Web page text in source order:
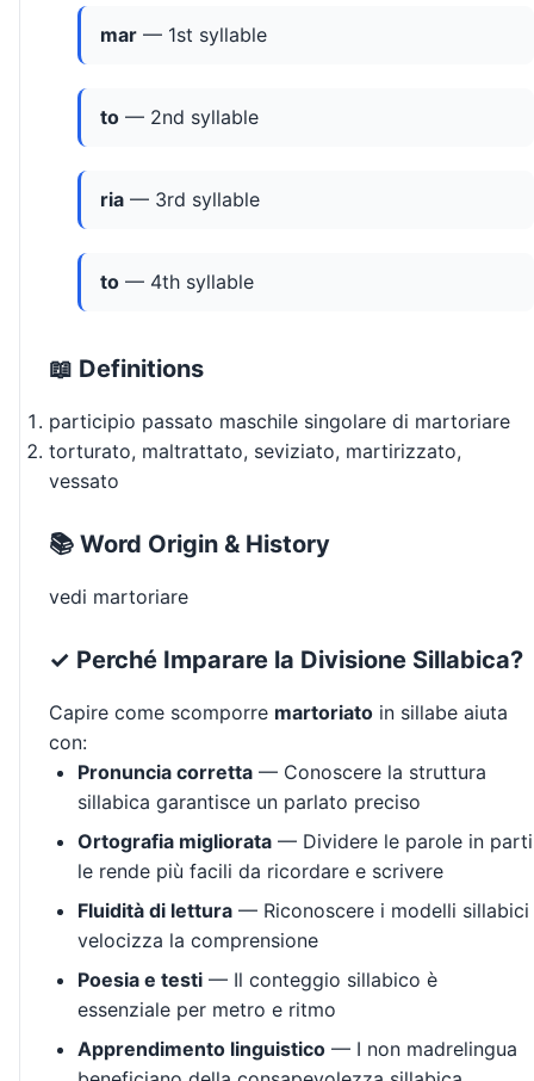
mar — 1st syllable
to — 2nd syllable
ria — 3rd syllable
to — 4th syllable
📖 Definitions
participio passato maschile singolare di martoriare
torturato, maltrattato, seviziato, martirizzato,
vessato
📚 Word Origin & History
vedi martoriare
✓ Perché Imparare la Divisione Sillabica?
Capire come scomporre martoriato in sillabe aiuta
con:
Pronuncia corretta — Conoscere la struttura
sillabica garantisce un parlato preciso
Ortografia migliorata — Dividere le parole in parti
le rende più facili da ricordare e scrivere
Fluidità di lettura — Riconoscere i modelli sillabici
velocizza la comprensione
Poesia e testi — Il conteggio sillabico è
essenziale per metro e ritmo
Apprendimento linguistico — I non madrelingua